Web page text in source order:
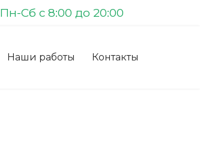
Пн-Сб с 8:00 до 20:00
Наши работы Контакты